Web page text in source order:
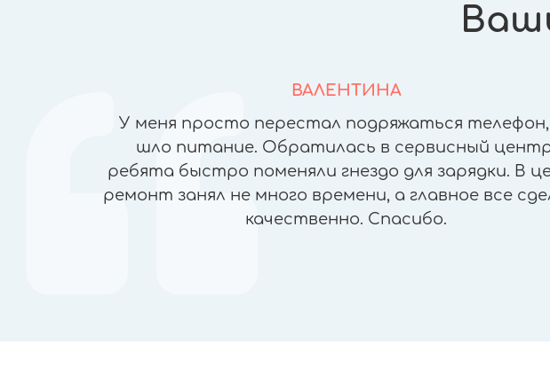
ВАЛЕНТИНА
У меня просто перестал подряжаться
шло питание. Обратилась в сервисный
ребята быстро поменяли гнездо для зарядки. В
ремонт занял не много времени, а главное все
качественно. Спасибо.